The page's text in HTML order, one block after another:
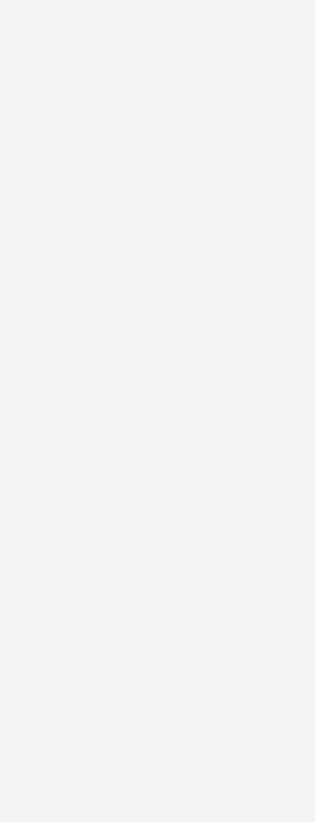
ALLGRIP Comfort
kombinierter Wert der CO2-Emission: 131 g/km; CO2-
ALLGRIP Comfort+
kombinierter Wert der CO2-Emission: 131 g/km; CO2-
ALLGRIP AT Comfort+
6,1 l/100 km; kombinierter Wert der CO2-Emission: 141
CO2-Emission: 102 g/km; CO2-Klasse: C.
Comfort+
plus 1,0 l/100 km; gewichtet kombinierter Wert der
B; kombinierter Kraftstoffverbrauch bei entladener
(bei entladener Batterie): E.
Batterie)
kombiniert: 0 g/km; CO₂-Klasse: A.
Batterie)
Emissionen kombiniert: 0 g/km; CO₂-Klasse: A.
(61 kWh-Batterie)
kWh/100km; CO₂-Emissionen kombiniert: 0 g/km;
Batterie)
Emissionen kombiniert: 0 g/km; CO₂-Klasse: A.
(61 kWh-Batterie)
kWh/100 km; CO₂-Emissionen kombiniert: 0 g/km;